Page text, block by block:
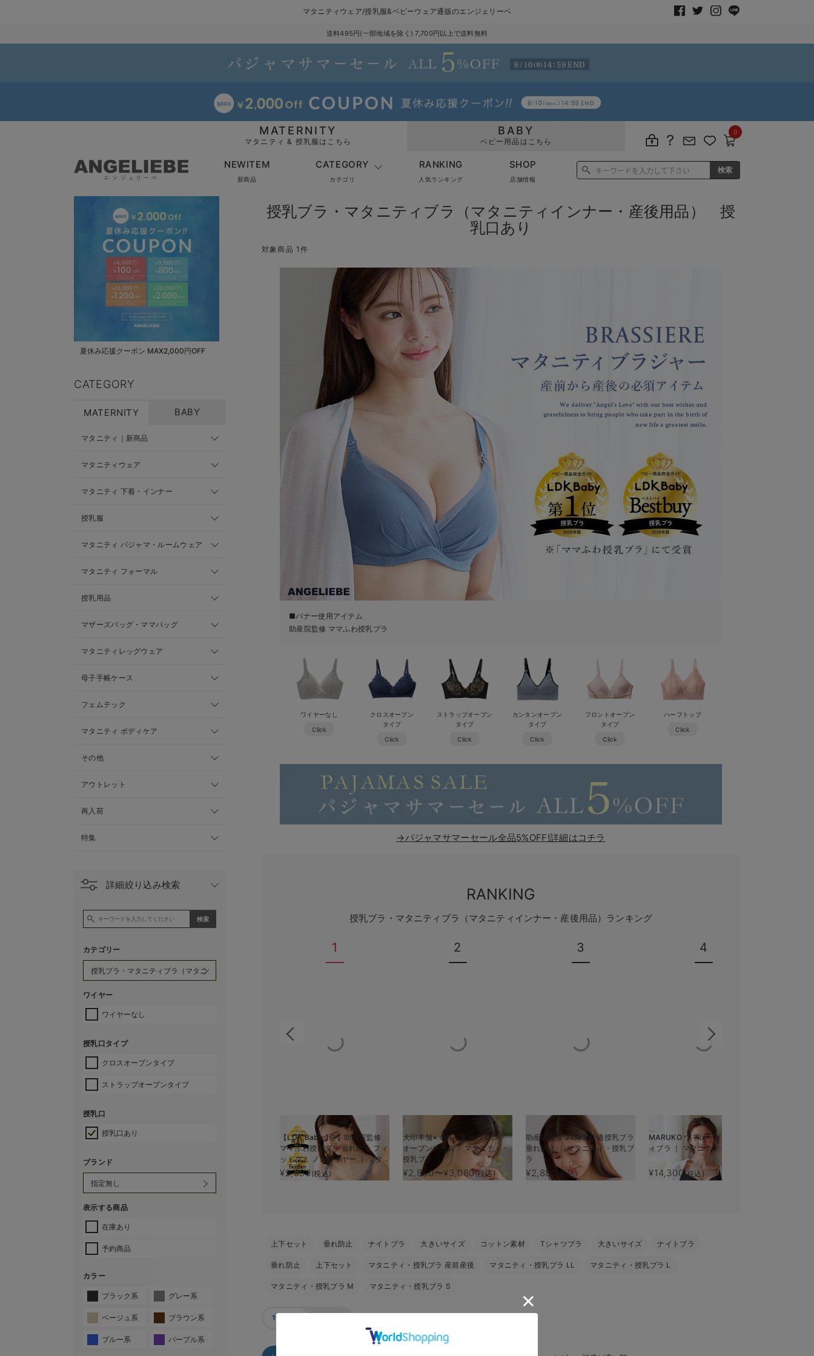
マタニティウェア/授乳服&ベビーウェア通販のエンジェリーベ
送料495円(一部地域を除く) 7,700円以上で送料無料
MATERNITY
マタニティ & 授乳服はこちら
BABY
ベビー用品はこちら
0
NEWITEM
新商品
CATEGORY
カテゴリ
RANKING
人気ランキング
SHOP
店舗情報
夏休み応援クーポン MAX2,000円OFF
CATEGORY
MATERNITY BABY
マタニティ｜新商品
マタニティウェア
マタニティ 下着・インナー
授乳服
マタニティ パジャマ・ルームウェア
マタニティ フォーマル
授乳用品
マザーズバッグ・ママバッグ
マタニティレッグウェア
母子手帳ケース
フェムテック
マタニティ ボディケア
その他
アウトレット
再入荷
特集
詳細絞り込み検索
カテゴリー
ワイヤー
ワイヤーなし
授乳口タイプ
クロスオープンタイプ
ストラップオープンタイプ
授乳口
授乳口あり
ブランド
表示する商品
在庫あり
予約商品
カラー
ブラック系 グレー系
ベージュ系 ブラウン系
ブルー系 パープル系
授乳ブラ・マタニティブラ（マタニティインナー・産後用品） 授
乳口あり
対象商品 1件
■バナー使用アイテム
助産院監修 ママふわ授乳ブラ
ワイヤーなし
Click
クロスオープン
タイプ
Click
ストラップオープン
タイプ
Click
カンタンオープン
タイプ
Click
フロントオープン
タイプ
Click
ハーフトップ
Click
→パジャマサマーセール全品5%OFF!詳細はコチラ
RANKING
授乳ブラ・マタニティブラ（マタニティインナー・産後用品）ランキング
1
【LDK Baby 1位】助産院監修
ママふわ授乳ブラ 垂れ防止 フィ
ットグミ ノンワイヤー ｜ マタ
ニティ・授乳ブラ
¥2,990(税込)
2
犬印本舗×くみっきー フロント
オープンレース マタニティ・
授乳ブラ
¥2,860〜¥3,080(税込)
3
助産院監修 24時間快適授乳ブラ
垂れ防止 ｜ マタニティ・授乳ブ
ラ
¥2,880 (税込)
4
MARUKO ヴィレーヴ マタニテ
ィブラ ｜ マタニティ・授乳ブラ
¥14,300(税込)
上下セット 垂れ防止 ナイトブラ 大きいサイズ コットン素材 Tシャツブラ 大きいサイズ ナイトブラ
垂れ防止 上下セット マタニティ・授乳ブラ 産前産後 マタニティ・授乳ブラ LL マタニティ・授乳ブラ L
マタニティ・授乳ブラ M マタニティ・授乳ブラ S
1色表示